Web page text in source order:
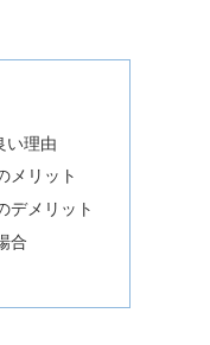
い理由
メリット
デメリット
合